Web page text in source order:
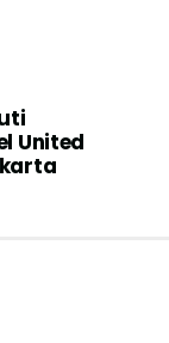
United